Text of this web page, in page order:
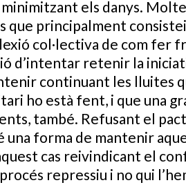
minimitzant els danys.
que principalment
col·lectiva de com fer
d’intentar retenir la
continuant les lluites
ho està fent, i que una
també. Refusant el
una forma de mantenir
cas reivindicant el
repressiu i no qui